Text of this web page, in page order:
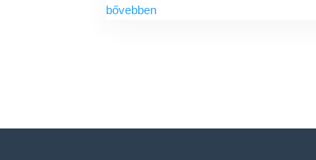
bővebben